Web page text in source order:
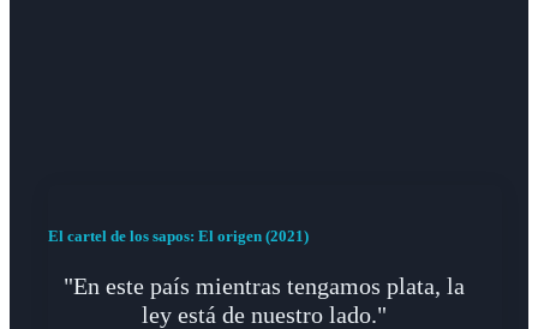
El cartel de los sapos: El origen (2021)
"En este país mientras tengamos plata, la
ley está de nuestro lado."